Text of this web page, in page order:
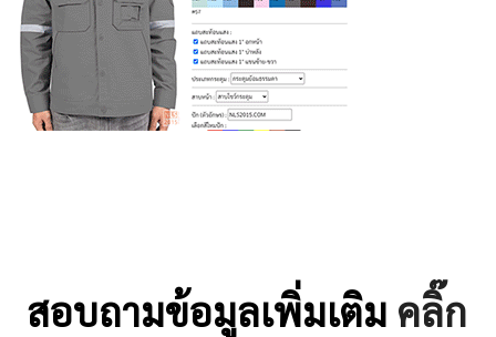
สอบถามข้อมูลเพิ่มเติม คลิ๊ก